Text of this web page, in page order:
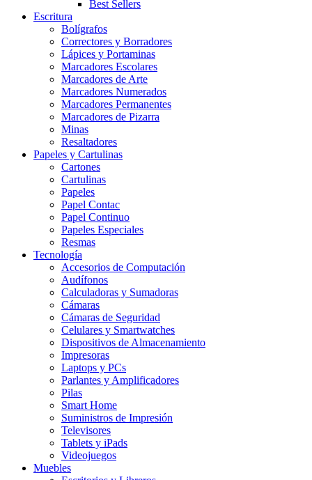
Best Sellers
Escritura
Bolígrafos
Correctores y Borradores
Lápices y Portaminas
Marcadores Escolares
Marcadores de Arte
Marcadores Numerados
Marcadores Permanentes
Marcadores de Pizarra
Minas
Resaltadores
Papeles y Cartulinas
Cartones
Cartulinas
Papeles
Papel Contac
Papel Continuo
Papeles Especiales
Resmas
Tecnología
Accesorios de Computación
Audífonos
Calculadoras y Sumadoras
Cámaras
Cámaras de Seguridad
Celulares y Smartwatches
Dispositivos de Almacenamiento
Impresoras
Laptops y PCs
Parlantes y Amplificadores
Pilas
Smart Home
Suministros de Impresión
Televisores
Tablets y iPads
Videojuegos
Muebles